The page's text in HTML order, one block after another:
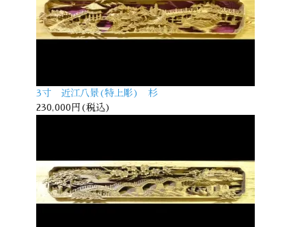
3寸 近江八景(特上彫) 杉
230,000円(税込)